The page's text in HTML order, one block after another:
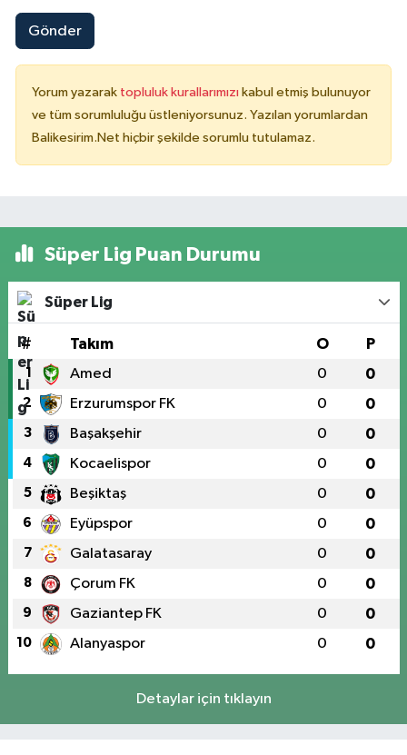
Gönder
Yorum yazarak topluluk kurallarımızı kabul etmiş bulunuyor
ve tüm sorumluluğu üstleniyorsunuz. Yazılan yorumlardan
Balikesirim.Net hiçbir şekilde sorumlu tutulamaz.
Süper Lig Puan Durumu
Süper Lig
# Takım O P
1 Amed 0 0
2 Erzurumspor FK 0 0
3 Başakşehir 0 0
4 Kocaelispor 0 0
5 Beşiktaş 0 0
6 Eyüpspor 0 0
7 Galatasaray 0 0
8 Çorum FK 0 0
9 Gaziantep FK 0 0
10 Alanyaspor 0 0
Detaylar için tıklayın